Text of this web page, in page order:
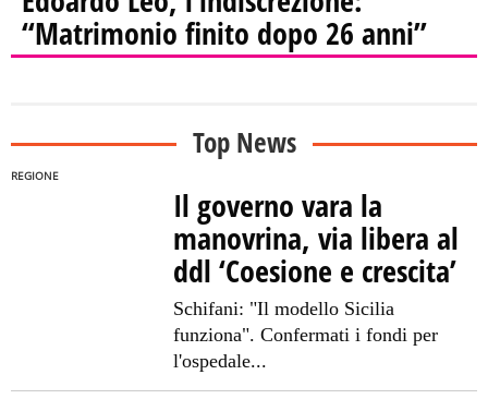
“Matrimonio finito dopo 26 anni”
Top News
REGIONE
Il governo vara la
manovrina, via libera al
ddl ‘Coesione e crescita’
Schifani: "Il modello Sicilia
funziona". Confermati i fondi per
l'ospedale...